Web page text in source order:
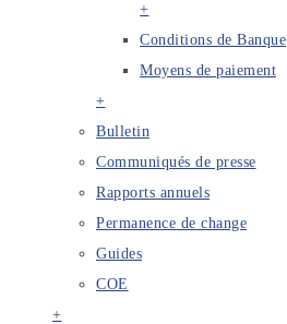
+
Conditions de Banque
Moyens de paiement
+
Bulletin
Communiqués de presse
Rapports annuels
Permanence de change
Guides
COE
+